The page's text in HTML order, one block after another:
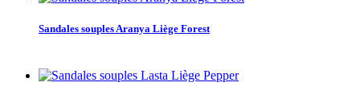
Sandales souples Aranya Liège Forest